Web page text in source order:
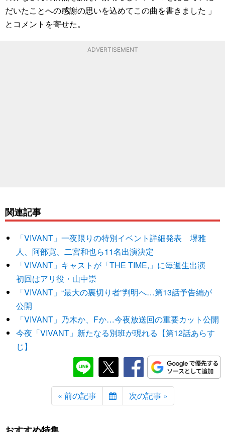
だいたことへの感謝の思いを込めてこの曲を書きました 」
とコメントを寄せた。
ADVERTISEMENT
関連記事
「VIVANT」一夜限りの特別イベント詳細発表 堺雅
人、阿部寛、二宮和也ら11名出演決定
「VIVANT」キャストが「THE TIME,」に毎週生出演
初回はアリ役・山中崇
「VIVANT」“最大の裏切り者”判明へ…第13話予告編が
公開
「VIVANT」乃木か、Fか…今夜放送回の重要カット公開
今夜「VIVANT」新たなる別班が現れる【第12話あらす
じ】
« 前の記事 次の記事 »